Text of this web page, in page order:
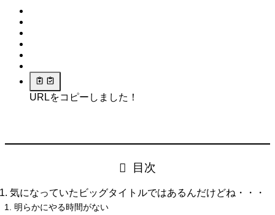
URLをコピーしました！
目次
気になっていたビッグタイトルではあるんだけどね・・・
明らかにやる時間がない